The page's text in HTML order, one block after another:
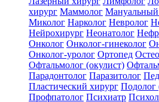
хирург Маммолог Мануальный
Миколог Нарколог Невролог
Нейрохирург Неонатолог
Онколог Онколог-гинеколог
Онколог-уролог Ортопед
Офтальмолог (окулист)
Парадонтолог Паразитолог
Пластический хирург Подолог
Профпатолог Психиатр